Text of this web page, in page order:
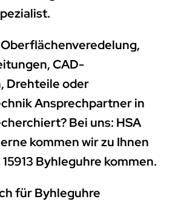
Oberflächenveredelung,
CAD-
Drehteile oder
Ansprechpartner in
Bei uns: HSA
kommen wir zu Ihnen
Byhleguhre kommen.
für Byhleguhre